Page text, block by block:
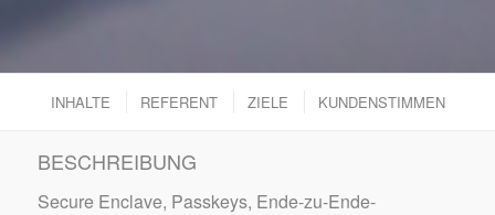
INHALTE REFERENT ZIELE KUNDENSTIMMEN
BESCHREIBUNG
Secure Enclave, Passkeys, Ende-zu-Ende-